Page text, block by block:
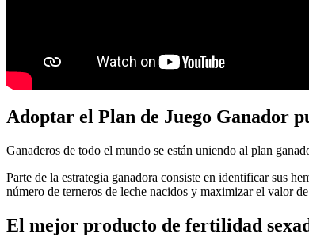
Adoptar el Plan de Juego Ganador
Ganaderos de todo el mundo se están uniendo al plan
Parte de la estrategia ganadora consiste en identificar sus
número de terneros de leche nacidos y maximizar el valor
El mejor producto de fertilidad